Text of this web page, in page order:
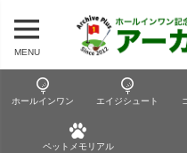
MENU
ホールインワン エイジシュート
ペットメモリアル